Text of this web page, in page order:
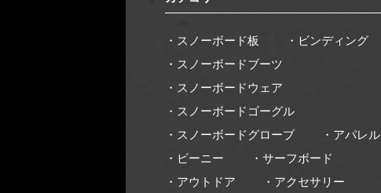
・スノーボード板
・ビンディング
・スノーボードブーツ
・スノーボードウェア
・スノーボードゴーグル
・スノーボードグローブ
・アパレル
・ビーニー
・サーフボード
・アウトドア
・アクセサリー